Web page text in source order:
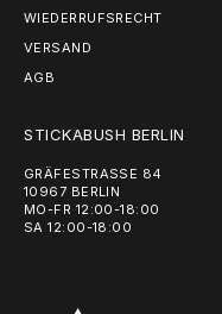
WIEDERRUFSRECHT
VERSAND
AGB
STICKABUSH BERLIN
GRÄFESTRASSE 84
10967 BERLIN
MO-FR 12:00-18:00
SA 12:00-18:00